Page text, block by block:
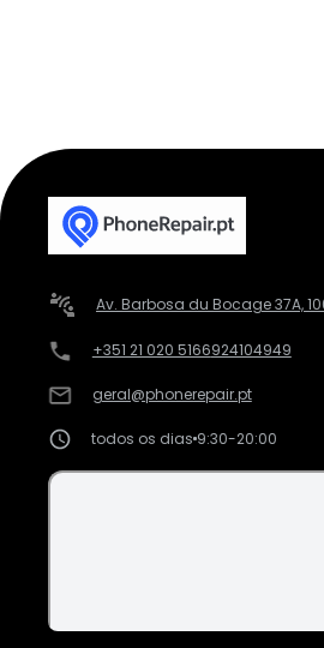
Av. Barbosa du Bocage 37A,
+351 21 020 5166924104949
geral@phonerepair.pt
todos os dias 9:30-20:00